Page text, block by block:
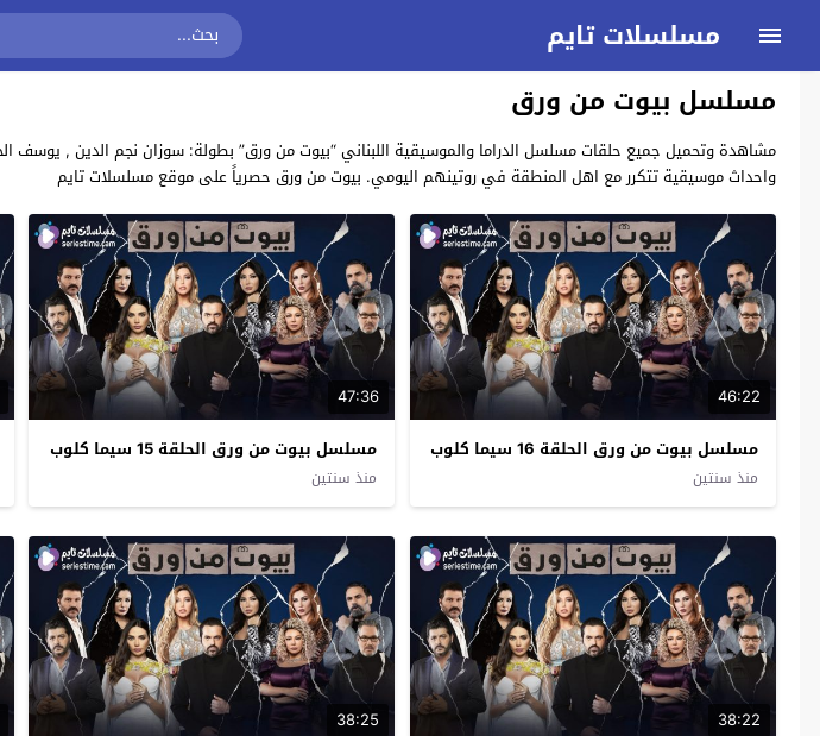
مسلسلات تايم
مسلسل بيوت من ورق
واحداث موسيقية تتكرر مع اهل المنطقة في روتينهم اليومي. بيوت من ورق حصرياً على موقع مسلسلات تايم
46:22
مسلسل بيوت من ورق الحلقة 16 سيما كلوب
منذ سنتين
47:36
مسلسل بيوت من ورق الحلقة 15 سيما كلوب
منذ سنتين
38:22
38:25